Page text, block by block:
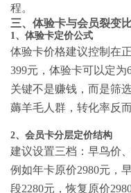
程。
三、 体验卡与会员裂变
1、体验卡定价公式
体验卡价格建议控制在
399元，体验卡可以定为
关键不是赚钱，而是筛
薅羊毛人群，转化率反而
2、会员卡分层定价结构
建议设置三档：早鸟价
例如年卡原价2980元，
段2280元，恢复原价2980